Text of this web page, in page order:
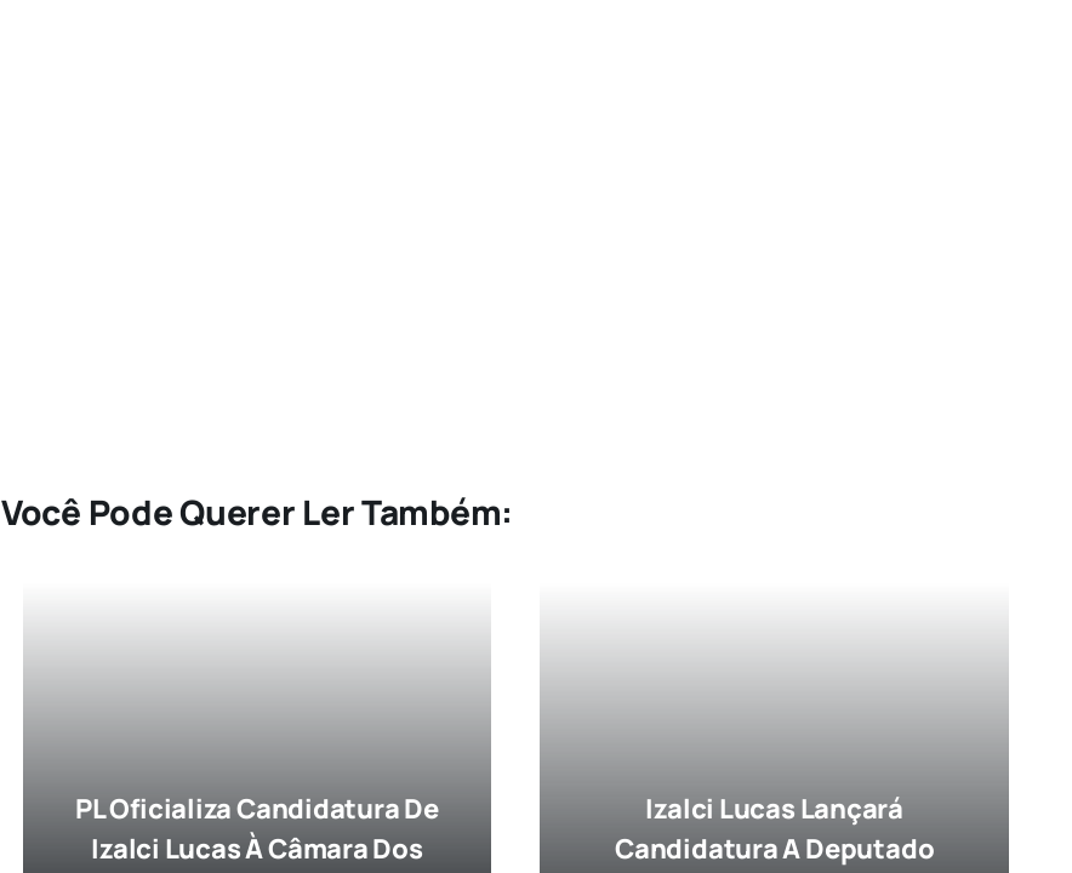
Você Pode Querer Ler Também:
PL Oficializa Candidatura De
Izalci Lucas À Câmara Dos
Izalci Lucas Lançará
Candidatura A Deputado